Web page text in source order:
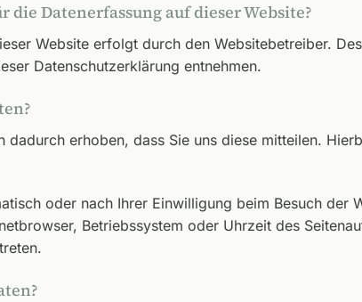
Datenerfassung auf dieser Website?
Website erfolgt durch den Websitebetreiber.
Datenschutzerklärung entnehmen.
dadurch erhoben, dass Sie uns diese mitteilen.
oder nach Ihrer Einwilligung beim Besuch der
Betriebssystem oder Uhrzeit des